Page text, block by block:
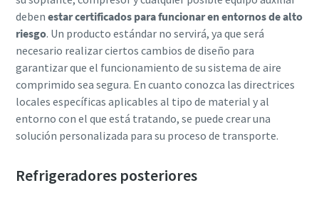
deben estar certificados para funcionar en entornos de alto
riesgo. Un producto estándar no servirá, ya que será
necesario realizar ciertos cambios de diseño para
garantizar que el funcionamiento de su sistema de aire
comprimido sea segura. En cuanto conozca las directrices
locales específicas aplicables al tipo de material y al
entorno con el que está tratando, se puede crear una
solución personalizada para su proceso de transporte.
Refrigeradores posteriores